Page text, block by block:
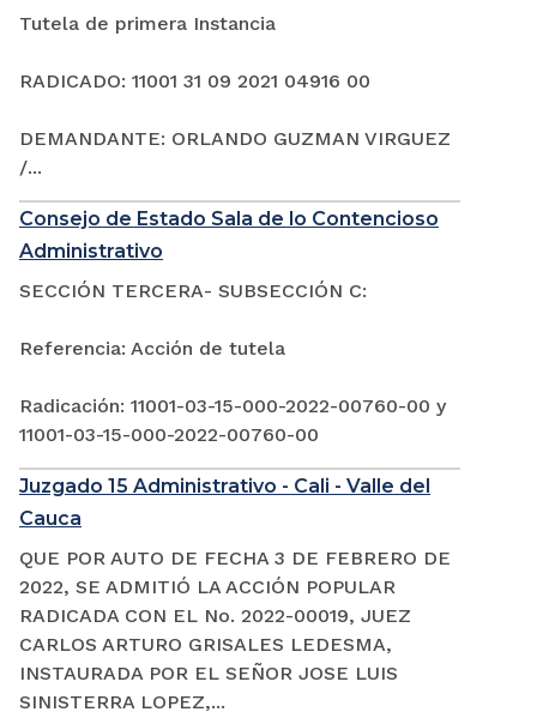
Tutela de primera Instancia
RADICADO: 11001 31 09 2021 04916 00
DEMANDANTE: ORLANDO GUZMAN VIRGUEZ
/...
Consejo de Estado Sala de lo Contencioso
Administrativo
SECCIÓN TERCERA- SUBSECCIÓN C:
Referencia: Acción de tutela
Radicación: 11001-03-15-000-2022-00760-00 y
11001-03-15-000-2022-00760-00
Juzgado 15 Administrativo - Cali - Valle del
Cauca
QUE POR AUTO DE FECHA 3 DE FEBRERO DE
2022, SE ADMITIÓ LA ACCIÓN POPULAR
RADICADA CON EL No. 2022-00019, JUEZ
CARLOS ARTURO GRISALES LEDESMA,
INSTAURADA POR EL SEÑOR JOSE LUIS
SINISTERRA LOPEZ,...